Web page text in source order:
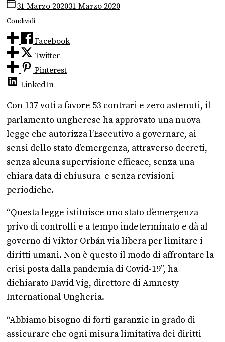
31 Marzo 202031 Marzo 2020
Condividi
Facebook
Twitter
Pinterest
LinkedIn
Con 137 voti a favore 53 contrari e zero astenuti, il
parlamento ungherese ha approvato una nuova
legge che autorizza l’Esecutivo a governare, ai
sensi dello stato d’emergenza, attraverso decreti,
senza alcuna supervisione efficace, senza una
chiara data di chiusura e senza revisioni
periodiche.
“Questa legge istituisce uno stato d’emergenza
privo di controlli e a tempo indeterminato e dà al
governo di Viktor Orbán via libera per limitare i
diritti umani. Non è questo il modo di affrontare la
crisi posta dalla pandemia di Covid-19”, ha
dichiarato David Vig, direttore di Amnesty
International Ungheria.
“Abbiamo bisogno di forti garanzie in grado di
assicurare che ogni misura limitativa dei diritti